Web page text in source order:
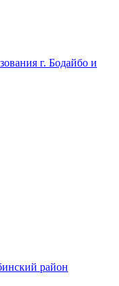
г. Бодайбо и
район